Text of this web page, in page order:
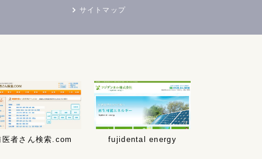
サイトマップ
医者さん検索.com fujidental energy